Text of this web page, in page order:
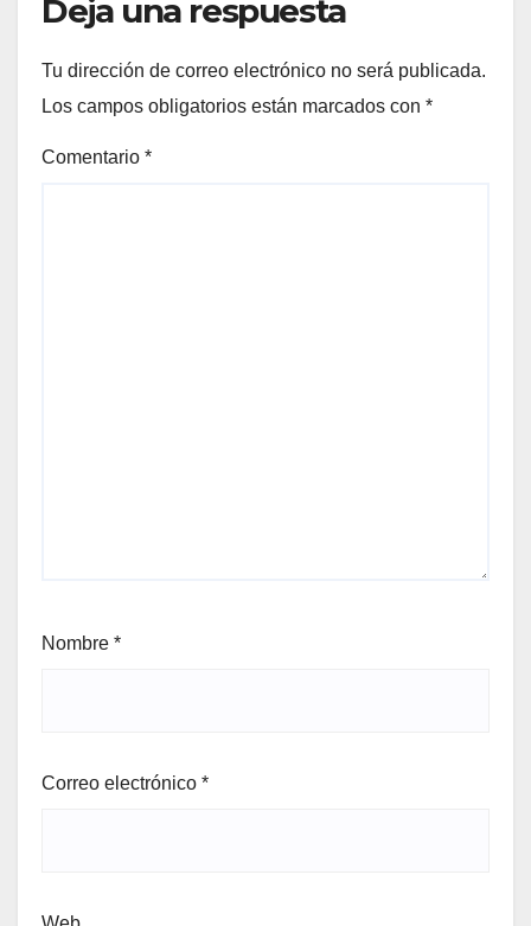
Deja una respuesta
Tu dirección de correo electrónico no será publicada.
Los campos obligatorios están marcados con *
Comentario *
Nombre *
Correo electrónico *